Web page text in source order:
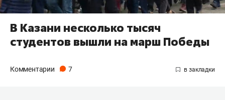
В Казани несколько тысяч
студентов вышли на марш Победы
Комментарии 7